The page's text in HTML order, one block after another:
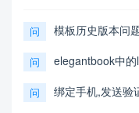
问 模板历史版本问
问 elegantbook中
问 绑定手机,发送验